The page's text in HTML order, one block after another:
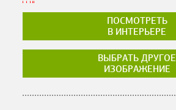
ПОСМОТРЕТЬ
В ИНТЕРЬЕРЕ
ВЫБРАТЬ ДРУГОЕ
ИЗОБРАЖЕНИЕ